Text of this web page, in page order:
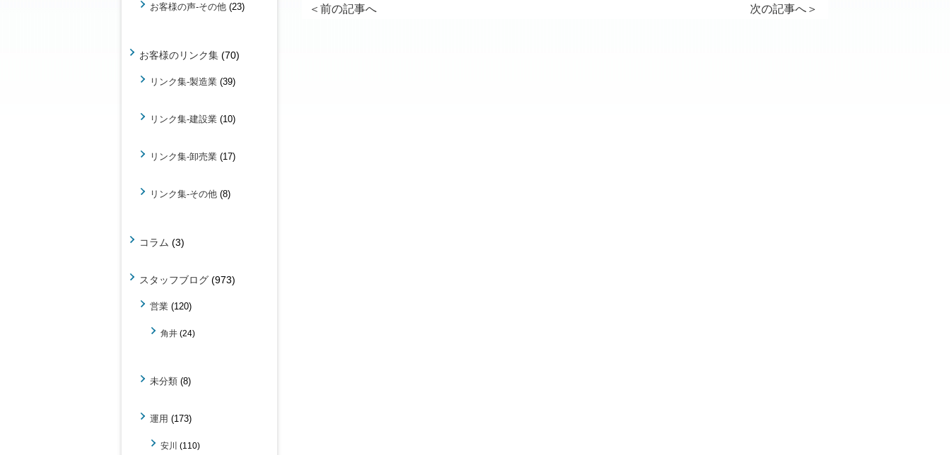
＜前の記事へ 次の記事へ ＞
お客様の声-その他 (23)
お客様のリンク集 (70)
リンク集-製造業 (39)
リンク集-建設業 (10)
リンク集-卸売業 (17)
リンク集-その他 (8)
コラム (3)
スタッフブログ (973)
営業 (120)
角井 (24)
未分類 (8)
運用 (173)
安川 (110)